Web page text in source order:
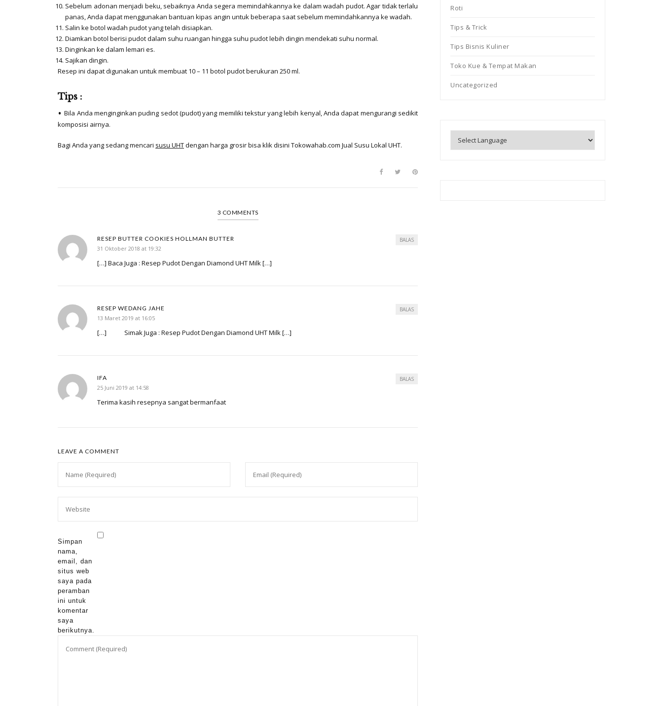
Sebelum adonan menjadi beku, sebaiknya Anda segera memindahkannya ke dalam wadah pudot. Agar tidak terlalu
panas, Anda dapat menggunakan bantuan kipas angin untuk beberapa saat sebelum memindahkannya ke wadah.
Salin ke botol wadah pudot yang telah disiapkan.
Diamkan botol berisi pudot dalam suhu ruangan hingga suhu pudot lebih dingin mendekati suhu normal.
Dinginkan ke dalam lemari es.
Sajikan dingin.
Resep ini dapat digunakan untuk membuat 10 – 11 botol pudot berukuran 250 ml.
Tips :
Bila Anda menginginkan puding sedot (pudot) yang memiliki tekstur yang lebih kenyal, Anda dapat mengurangi sedikit
komposisi airnya.
Bagi Anda yang sedang mencari susu UHTdengan harga grosir bisa klik disini Tokowahab.com Jual Susu Lokal UHT.
3 COMMENTS
RESEP BUTTER COOKIES HOLLMAN BUTTER
31 Oktober 2018 at 19:32
[…] Baca Juga : Resep Pudot Dengan Diamond UHT Milk […]
BALAS
RESEP WEDANG JAHE
13 Maret 2019 at 16:05
[…] Simak Juga : Resep Pudot Dengan Diamond UHT Milk […]
BALAS
IFA
25 Juni 2019 at 14:58
Terima kasih resepnya sangat bermanfaat
BALAS
LEAVE A COMMENT
Simpan
nama,
email, dan
situs web
saya pada
peramban
ini untuk
komentar
saya
berikutnya.
Roti
Tips & Trick
Tips Bisnis Kuliner
Toko Kue & Tempat Makan
Uncategorized